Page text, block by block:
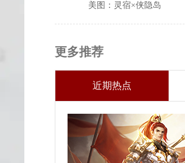
美图：灵宿×侠隐岛
更多推荐
近期热点